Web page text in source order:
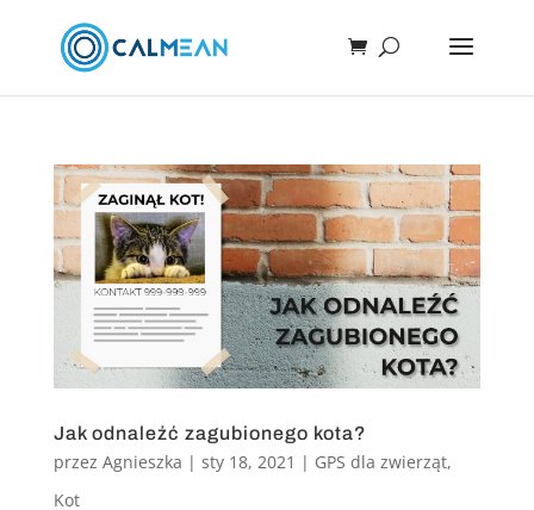
Jak odnaleźć zagubionego kota?
przez Agnieszka | sty 18, 2021 | GPS dla zwierząt,
Kot